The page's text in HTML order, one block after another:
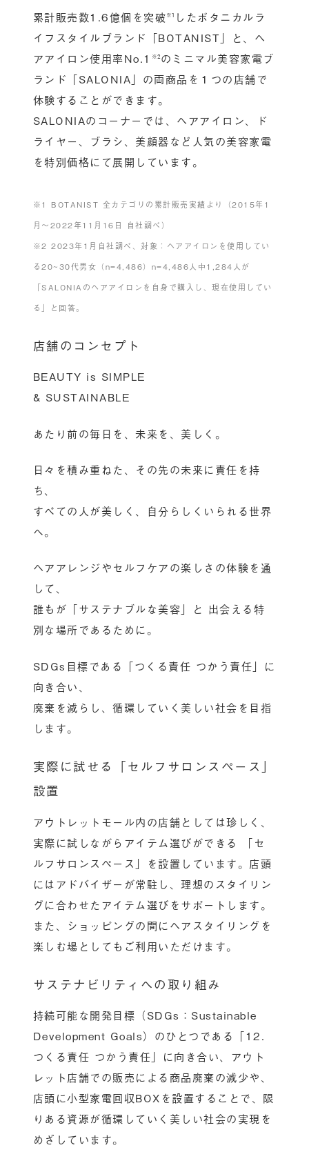
累計販売数1.6億個を突破※1 したボタニカルラ
イフスタイルブランド「BOTANIST」と、ヘ
アアイロン使用率No.1
※2のミニマル美容家電ブ
ランド「SALONIA」の両商品を１つの店舗で
体験することができます。
SALONIAのコーナーでは、ヘアアイロン、ド
ライヤー、ブラシ、美顔器など人気の美容家電
を特別価格にて展開しています。
※1 BOTANIST 全カテゴリの累計販売実績より（2015年1
月～2022年11月16日 自社調べ）
※2 2023年1月自社調べ、対象：ヘアアイロンを使用してい
る20~30代男女（n=4,486）n=4,486人中1,284人が
「SALONIAのヘアアイロンを自身で購入し、現在使用してい
る」と回答。
店舗のコンセプト
BEAUTY is SIMPLE
& SUSTAINABLE
あたり前の毎日を、未来を、美しく。
日々を積み重ねた、その先の未来に責任を持
ち、
すべての人が美しく、自分らしくいられる世界
へ。
ヘアアレンジやセルフケアの楽しさの体験を通
して、
誰もが「サステナブルな美容」と 出会える特
別な場所であるために。
SDGs目標である「つくる責任 つかう責任」に
向き合い、
廃棄を減らし、循環していく美しい社会を目指
します。
実際に試せる「セルフサロンスペース」
設置
アウトレットモール内の店舗としては珍しく、
実際に試しながらアイテム選びができる 「セ
ルフサロンスペース」を設置しています。店頭
にはアドバイザーが常駐し、理想のスタイリン
グに合わせたアイテム選びをサポートします。
また、ショッピングの間にヘアスタイリングを
楽しむ場としてもご利用いただけます。
サステナビリティへの取り組み
持続可能な開発目標（SDGs：Sustainable
Development Goals）のひとつである「12.
つくる責任 つかう責任」に向き合い、アウト
レット店舗での販売による商品廃棄の減少や、
店頭に小型家電回収BOXを設置することで、限
りある資源が循環していく美しい社会の実現を
めざしています。